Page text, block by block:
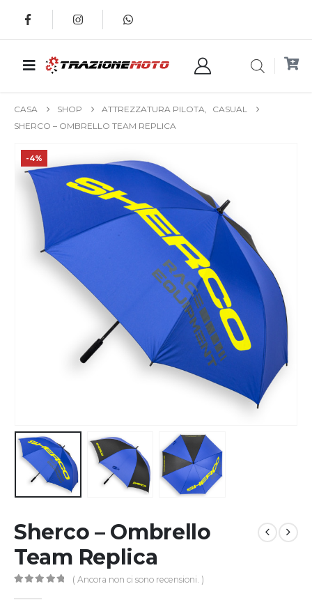
CASA SHOP ATTREZZATURA PILOTA
CASUAL
SHERCO – OMBRELLO TEAM REPLICA
-4%
Sherco – Ombrello
Team Replica
( Ancora non ci sono recensioni. )